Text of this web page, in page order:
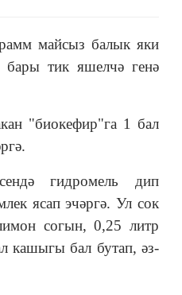
майсыз балык яки
бары тик яшелчә генә
"биокефир"га 1 бал
гидромель дип
ясап эчәргә. Ул сок
согын, 0,25 литр
кашыгы бал бутап, әз-